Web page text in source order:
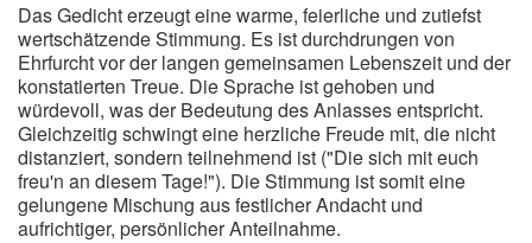
Das Gedicht erzeugt eine warme, feierliche und zutiefst
wertschätzende Stimmung. Es ist durchdrungen von
Ehrfurcht vor der langen gemeinsamen Lebenszeit und der
konstatierten Treue. Die Sprache ist gehoben und
würdevoll, was der Bedeutung des Anlasses entspricht.
Gleichzeitig schwingt eine herzliche Freude mit, die nicht
distanziert, sondern teilnehmend ist ("Die sich mit euch
freu'n an diesem Tage!"). Die Stimmung ist somit eine
gelungene Mischung aus festlicher Andacht und
aufrichtiger, persönlicher Anteilnahme.